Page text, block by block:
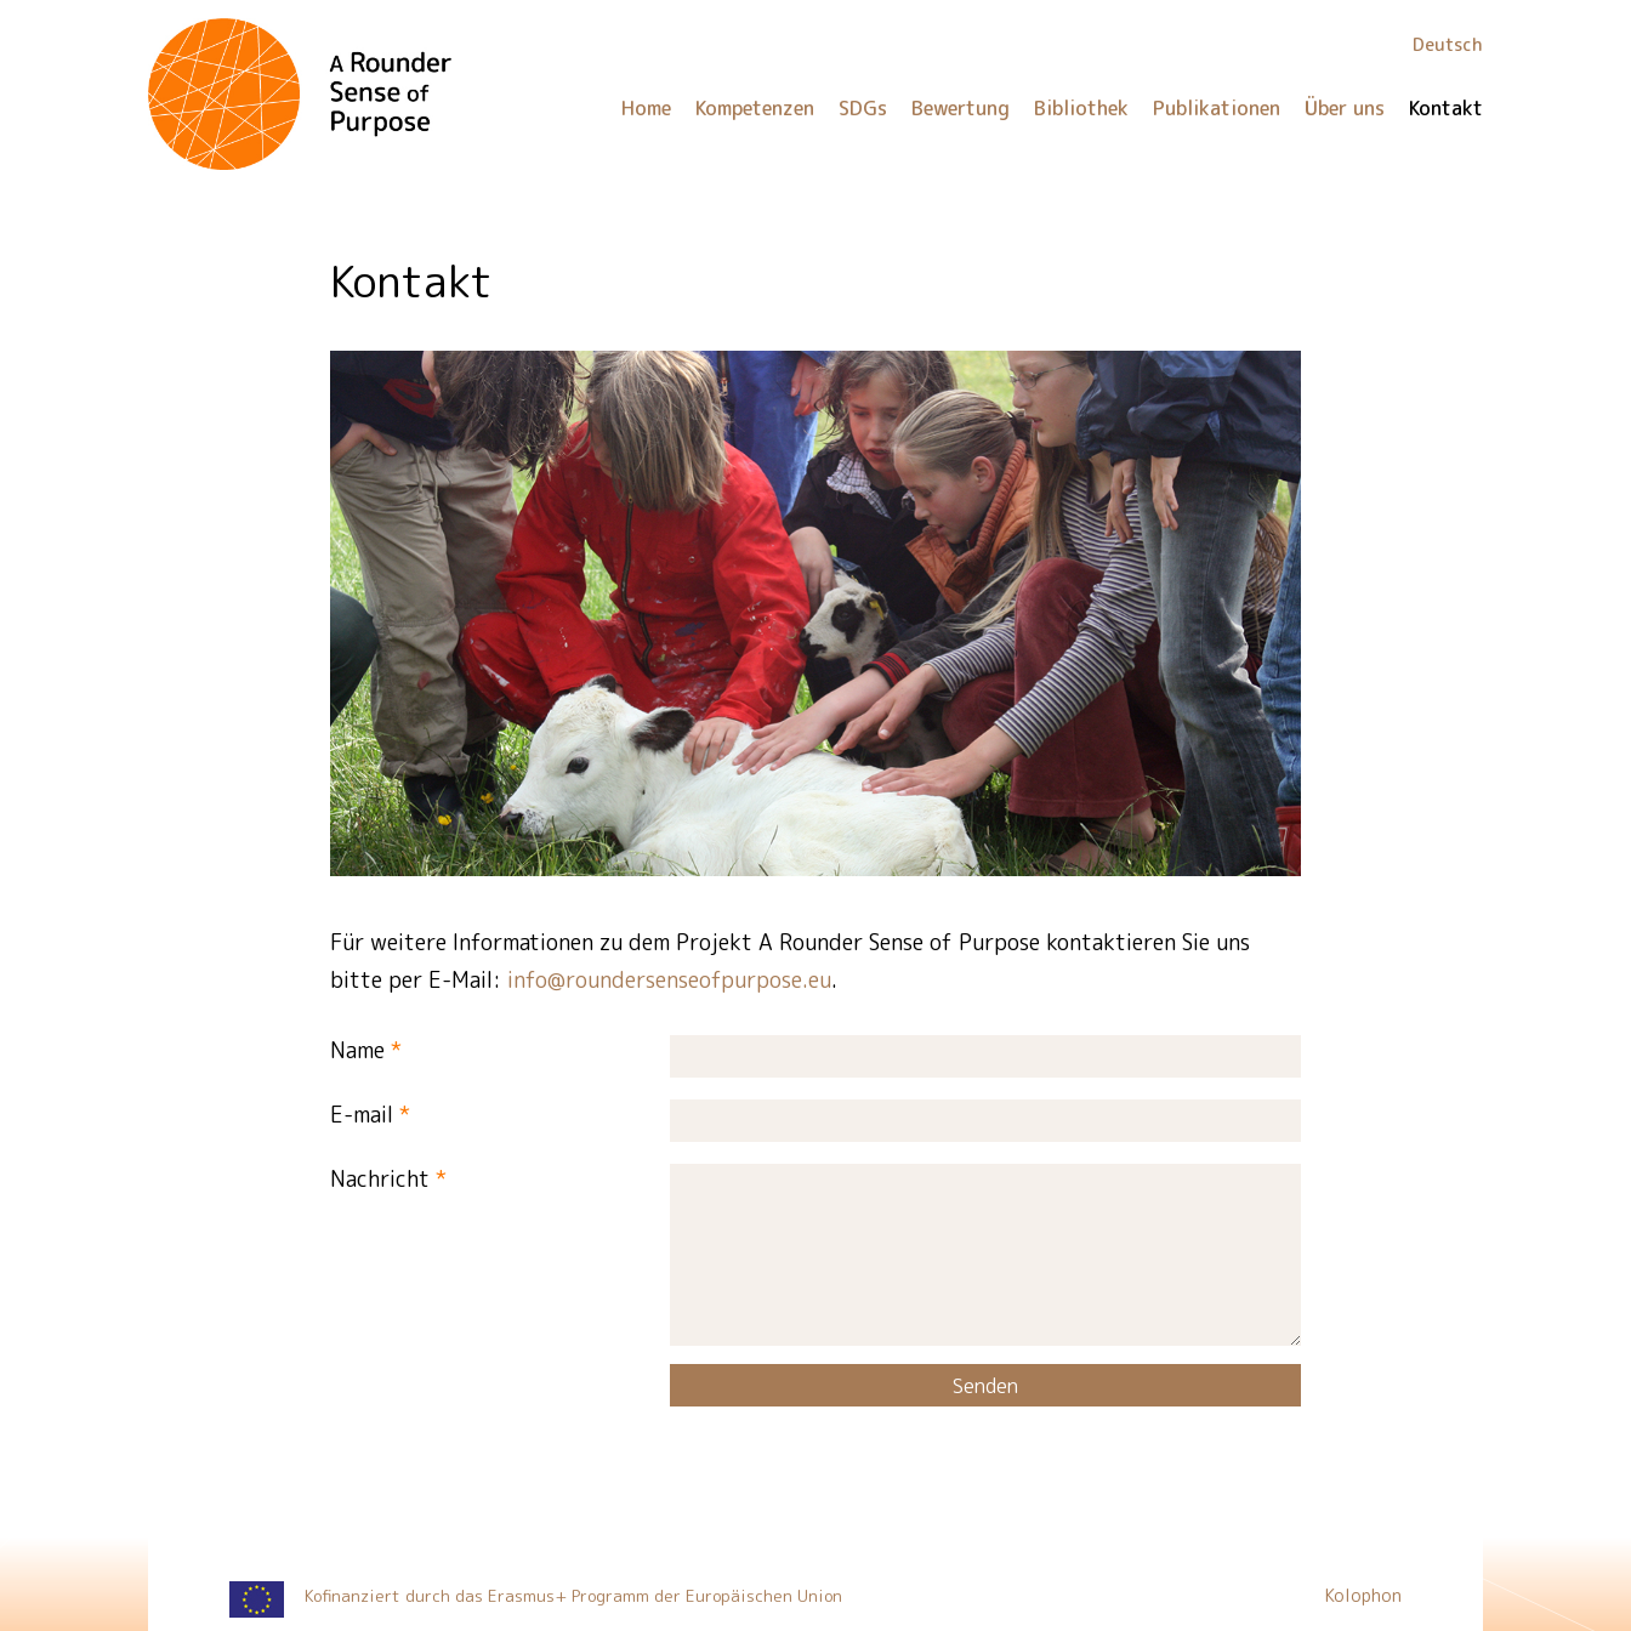
Deutsch
Home Kompetenzen SDGs Bewertung Bibliothek Publikationen Über uns Kontakt
Kontakt
Für weitere Informationen zu dem Projekt A Rounder Sense of Purpose kontaktieren Sie uns
bitte per E-Mail: info@roundersenseofpurpose.eu.
Name *
E-mail *
Nachricht *
Senden
Kofinanziert durch das Erasmus+ Programm der Europäischen Union Kolophon